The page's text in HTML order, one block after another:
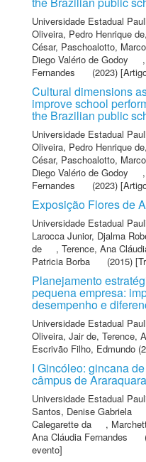
Universidade Estadual
Oliveira, Pedro Henrique de,
César, Paschoalotto,
Diego Valério de Godoy
,
Fernandes
(2023)
Cultural dimensions
improve school
the Brazilian public
Universidade Estadual
Oliveira, Pedro Henrique de,
César, Paschoalotto,
Diego Valério de Godoy
,
Fernandes
(2023)
Exposição Flores de
Universidade Estadual
Larocca Junior, Djalma
de
, Terence, Ana
Patricia Borba
(2015)
Planejamento
pequena empresa:
desempenho e
Universidade Estadual
Oliveira, Jair de, Terence,
Escrivão Filho, Edmundo
I Gincóleo: gincana
câmpus de Araraquara
Universidade Estadual
Santos, Denise Gabriela
Calegarette da
,
Ana Cláudia Fernandes
evento]